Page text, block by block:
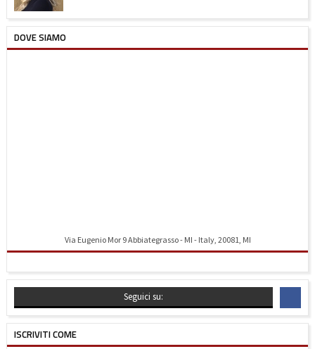
DOVE SIAMO
Via Eugenio Mor 9 Abbiategrasso - MI - Italy, 20081, MI
Seguici su:
ISCRIVITI COME